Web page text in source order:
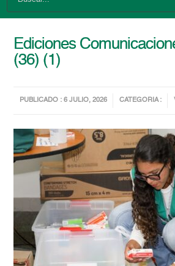
Ediciones
(36) (1)
PUBLICADO : 6 JULIO, 2026 CATEGORIA :